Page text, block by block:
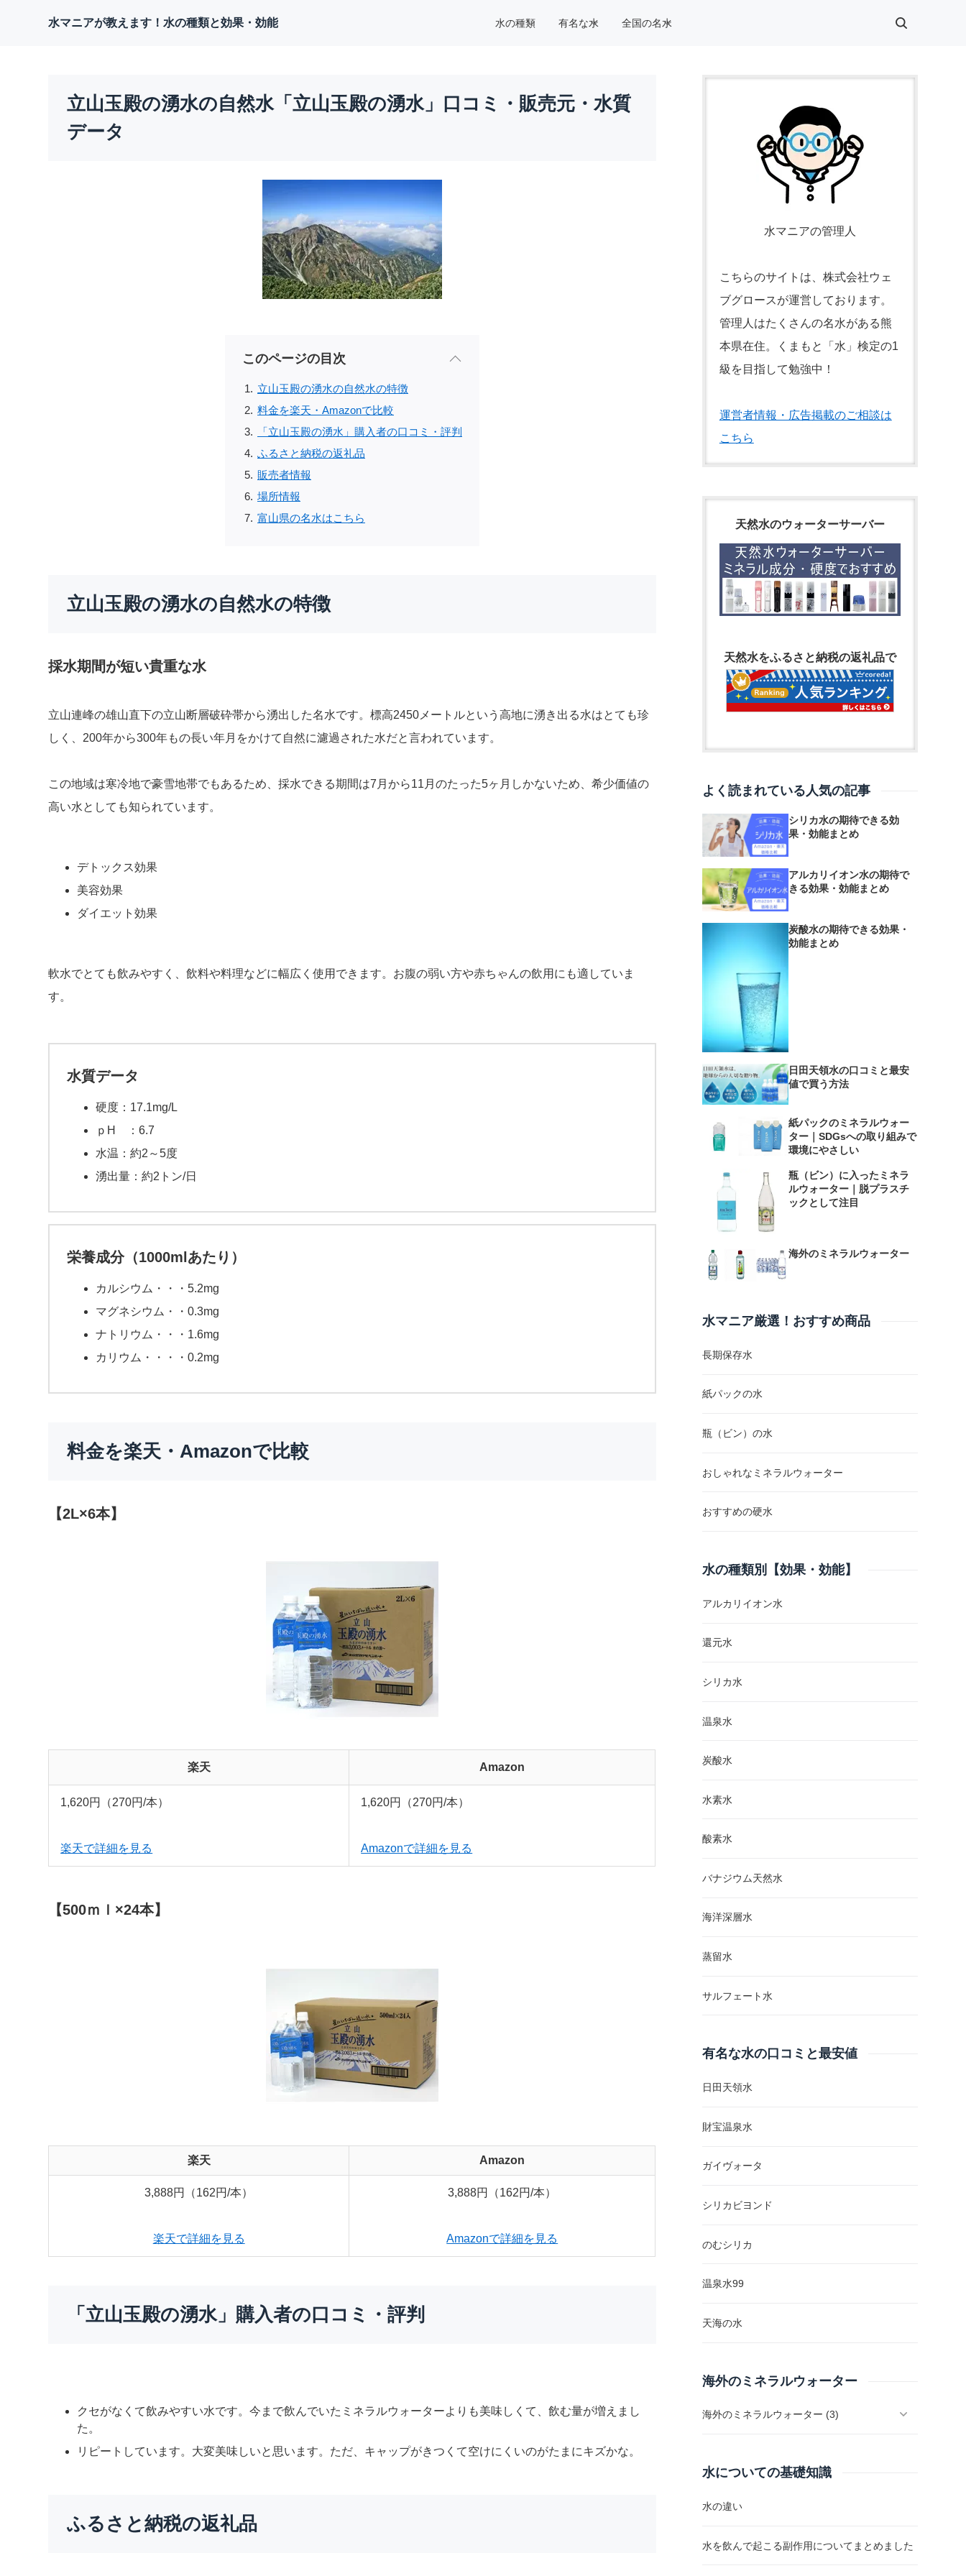
水マニアが教えます！水の種類と効果・効能 水の種類 有名な水 全国の名水
立山玉殿の湧水の自然水「立山玉殿の湧水」口コミ・販売元・水質
データ
このページの目次
立山玉殿の湧水の自然水の特徴
料金を楽天・Amazonで比較
「立山玉殿の湧水」購入者の口コミ・評判
ふるさと納税の返礼品
販売者情報
場所情報
富山県の名水はこちら
立山玉殿の湧水の自然水の特徴
採水期間が短い貴重な水
立山連峰の雄山直下の立山断層破砕帯から湧出した名水です。標高2450メートルという高地に湧き出る水はとても珍
しく、200年から300年もの長い年月をかけて自然に濾過された水だと言われています。
この地域は寒冷地で豪雪地帯でもあるため、採水できる期間は7月から11月のたった5ヶ月しかないため、希少価値の
高い水としても知られています。
デトックス効果
美容効果
ダイエット効果
軟水でとても飲みやすく、飲料や料理などに幅広く使用できます。お腹の弱い方や赤ちゃんの飲用にも適していま
す。
水質データ
硬度：17.1mg/L
ｐH ：6.7
水温：約2～5度
湧出量：約2トン/日
栄養成分（1000mlあたり）
カルシウム・・・5.2mg
マグネシウム・・0.3mg
ナトリウム・・・1.6mg
カリウム・・・・0.2mg
料金を楽天・Amazonで比較
【2L×6本】
楽天 Amazon
1,620円（270円/本）
楽天で詳細を見る
1,620円（270円/本）
Amazonで詳細を見る
【500ｍｌ×24本】
楽天 Amazon
3,888円（162円/本）
楽天で詳細を見る
3,888円（162円/本）
Amazonで詳細を見る
「立山玉殿の湧水」購入者の口コミ・評判
クセがなくて飲みやすい水です。今まで飲んでいたミネラルウォーターよりも美味しくて、飲む量が増えまし
た。
リピートしています。大変美味しいと思います。ただ、キャップがきつくて空けにくいのがたまにキズかな。
ふるさと納税の返礼品
水マニアの管理人
こちらのサイトは、株式会社ウェ
ブグロースが運営しております。
管理人はたくさんの名水がある熊
本県在住。くまもと「水」検定の1
級を目指して勉強中！
運営者情報・広告掲載のご相談は
こちら
天然水のウォーターサーバー
天然水をふるさと納税の返礼品で
よく読まれている人気の記事
シリカ水の期待できる効
果・効能まとめ
アルカリイオン水の期待で
きる効果・効能まとめ
炭酸水の期待できる効果・
効能まとめ
日田天領水の口コミと最安
値で買う方法
紙パックのミネラルウォー
ター｜SDGsへの取り組みで
環境にやさしい
瓶（ビン）に入ったミネラ
ルウォーター｜脱プラスチ
ックとして注目
海外のミネラルウォーター
水マニア厳選！おすすめ商品
長期保存水
紙パックの水
瓶（ビン）の水
おしゃれなミネラルウォーター
おすすめの硬水
水の種類別【効果・効能】
アルカリイオン水
還元水
シリカ水
温泉水
炭酸水
水素水
酸素水
バナジウム天然水
海洋深層水
蒸留水
サルフェート水
有名な水の口コミと最安値
日田天領水
財宝温泉水
ガイヴォータ
シリカビヨンド
のむシリカ
温泉水99
天海の水
海外のミネラルウォーター
海外のミネラルウォーター (3)
水についての基礎知識
水の違い
水を飲んで起こる副作用についてまとめました